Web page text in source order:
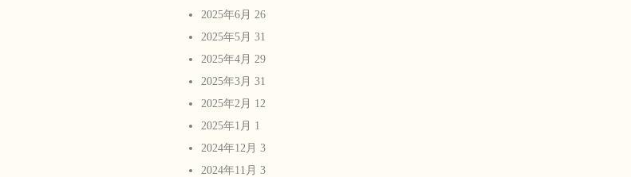
2025年6月 26
2025年5月 31
2025年4月 29
2025年3月 31
2025年2月 12
2025年1月 1
2024年12月 3
2024年11月 3